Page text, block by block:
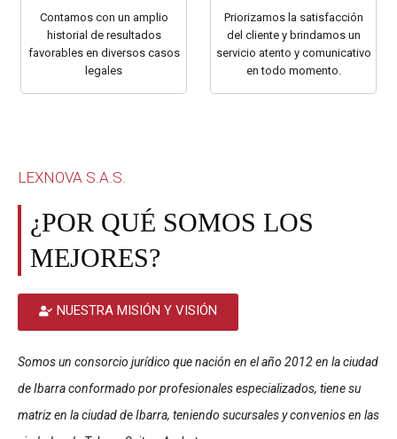
Contamos con un amplio
historial de resultados
favorables en diversos casos
legales
Priorizamos la satisfacción
del cliente y brindamos un
servicio atento y comunicativo
en todo momento.
LEXNOVA S.A.S.
¿POR QUÉ SOMOS LOS
MEJORES?
NUESTRA MISIÓN Y VISIÓN
Somos un consorcio jurídico que nación en el año 2012 en la ciudad
de Ibarra conformado por profesionales especializados, tiene su
matriz en la ciudad de Ibarra, teniendo sucursales y convenios en las